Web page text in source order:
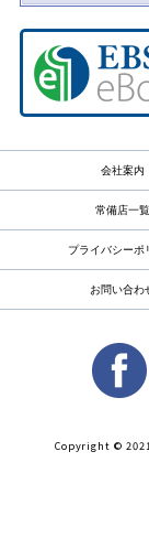
会社案内
常備店一覧
プライバシーポ
お問い合わ
Copyright ©